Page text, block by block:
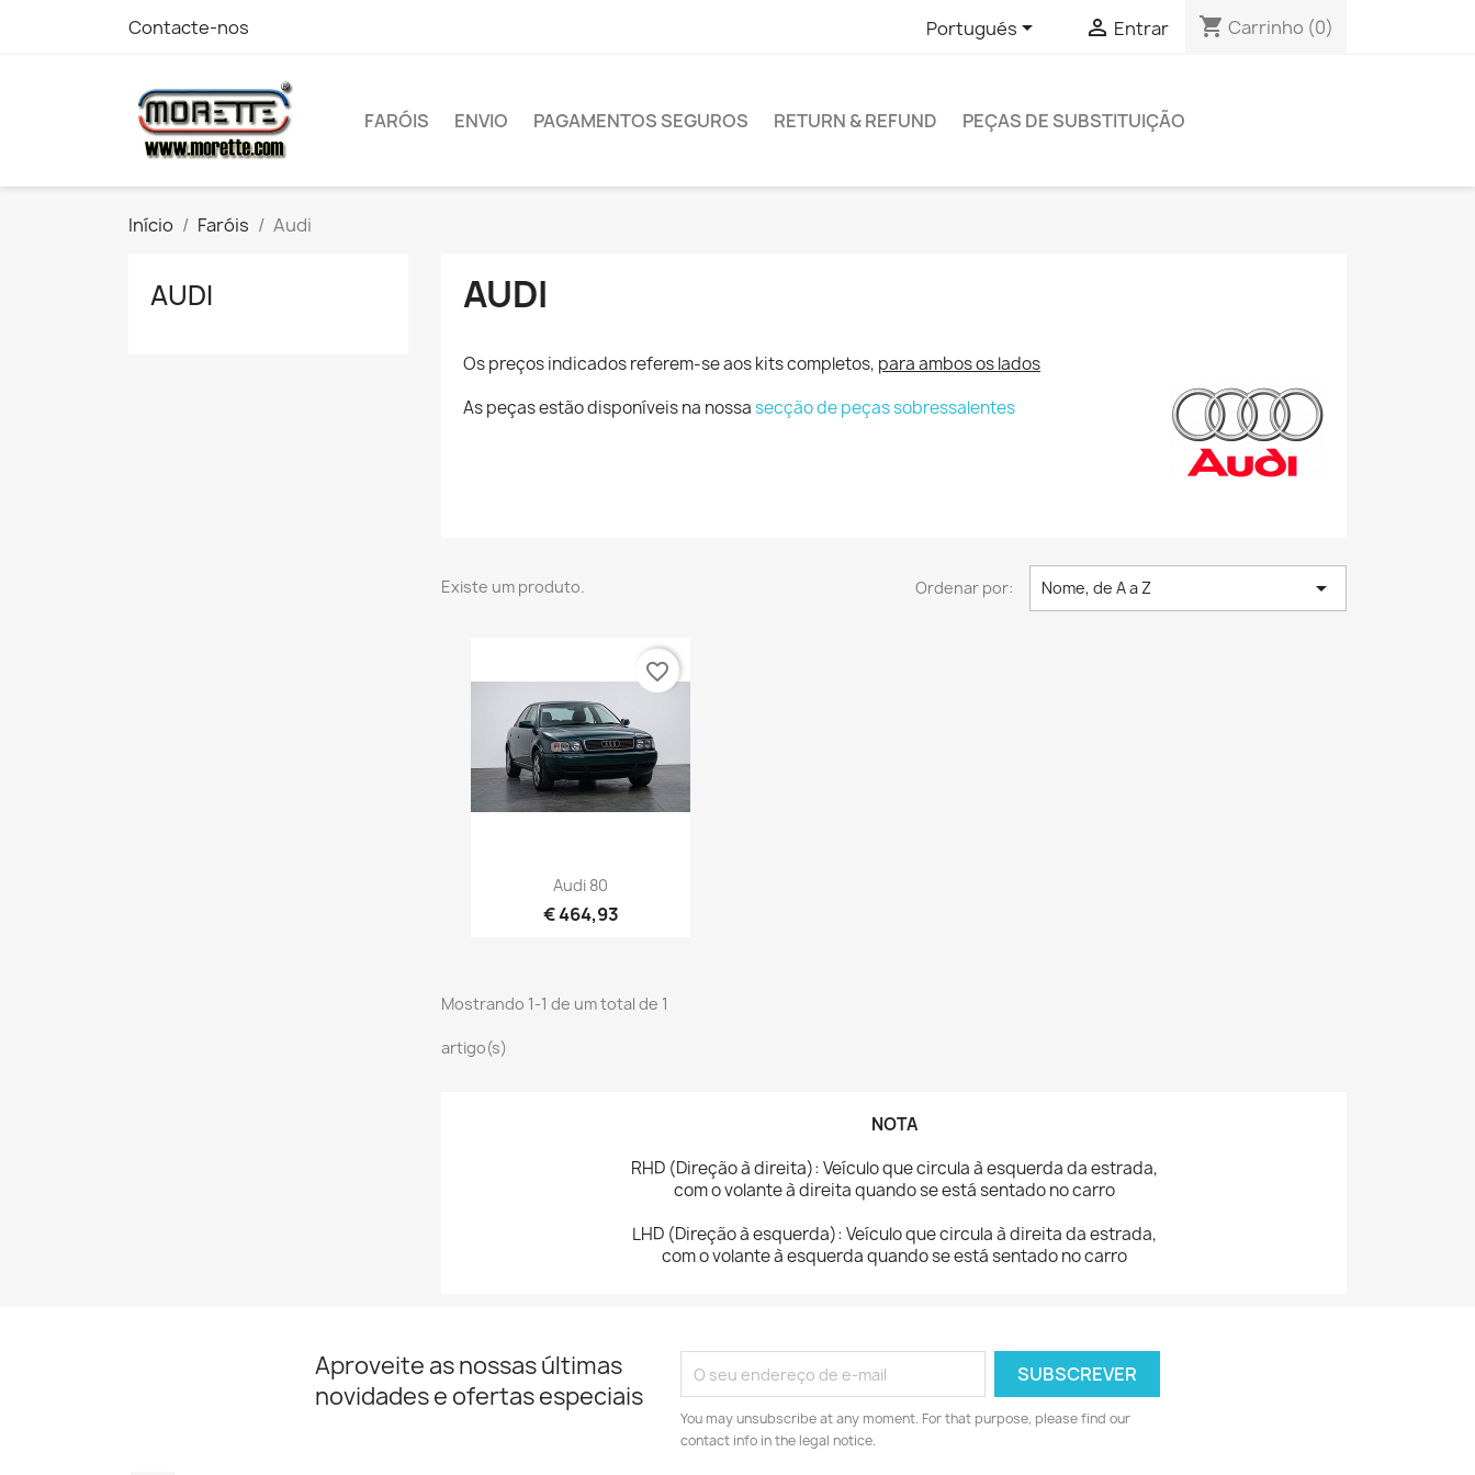
Contacte-nos Portugués  Entrar shopping_cart Carrinho (0)
FARÓIS ENVIO PAGAMENTOS SEGUROS RETURN & REFUND PEÇAS DE SUBSTITUIÇÃO
Início Faróis Audi
AUDI AUDI
Os preços indicados referem-se aos kits completos, para ambos os lados
As peças estão disponíveis na nossasecção de peças sobressalentes
Existe um produto. Ordenar por: Nome, de A a Z 
Vista rápida
Audi 80
€ 464,93
favorite_border
Mostrando 1-1 de um total de 1
artigo(s)
NOTA
RHD (Direção à direita): Veículo que circula à esquerda daestrada,
com o volante à direita quando se está sentado no carro
LHD (Direção à esquerda): Veículo que circula à direita daestrada,
com o volante à esquerda quando se está sentado no carro
Aproveite as nossas últimas
novidades e ofertas especiais
You may unsubscribe at any moment. For that purpose, please find our
contact info in the legal notice.